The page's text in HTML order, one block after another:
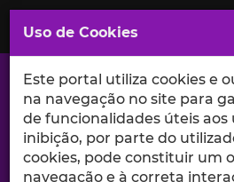
Saltar
para
Conteúdo
Principal
A excelência da investigação e
Uso de Cookies
Este portal utiliza cookies e
na navegação no site para
de funcionalidades úteis aos
inibição, por parte do
cookies, pode constituir um
navegação e à correta